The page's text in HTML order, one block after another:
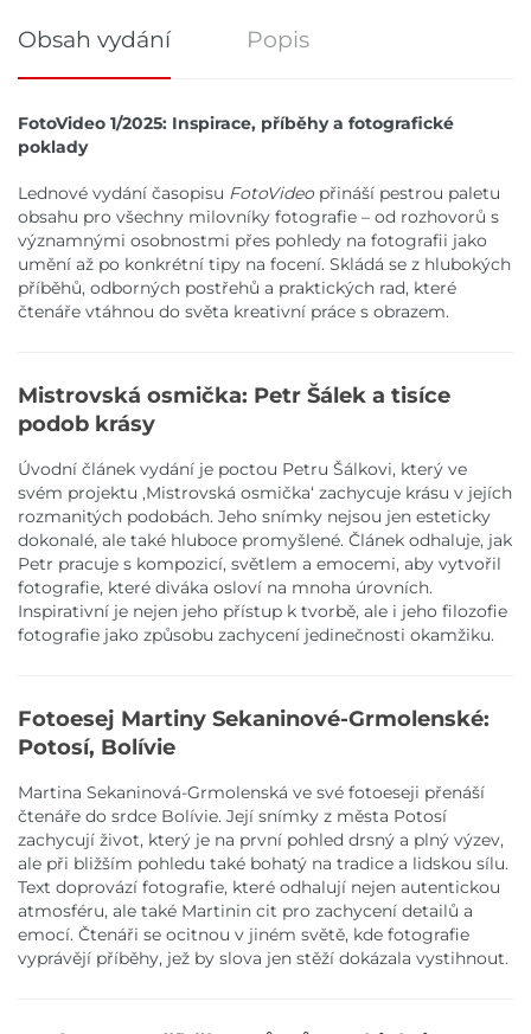
Obsah vydání Popis
Obsah vydání
FotoVideo 1/2025: Inspirace, příběhy a fotografické
poklady
Lednové vydání časopisu FotoVideopřináší pestrou paletu
obsahu pro všechny milovníky fotografie – od rozhovorů s
významnými osobnostmi přes pohledy na fotografii jako
umění až po konkrétní tipy na focení. Skládá se z hlubokých
příběhů, odborných postřehů a praktických rad, které
čtenáře vtáhnou do světa kreativní práce s obrazem.
Mistrovská osmička: Petr Šálek a tisíce
podob krásy
Úvodní článek vydání je poctou Petru Šálkovi, který ve
svém projektu ,Mistrovská osmička‘ zachycuje krásu v jejích
rozmanitých podobách. Jeho snímky nejsou jen esteticky
dokonalé, ale také hluboce promyšlené. Článek odhaluje, jak
Petr pracuje s kompozicí, světlem a emocemi, aby vytvořil
fotografie, které diváka osloví na mnoha úrovních.
Inspirativní je nejen jeho přístup k tvorbě, ale i jeho filozofie
fotografie jako způsobu zachycení jedinečnosti okamžiku.
Fotoesej Martiny Sekaninové-Grmolenské:
Potosí, Bolívie
Martina Sekaninová-Grmolenská ve své fotoeseji přenáší
čtenáře do srdce Bolívie. Její snímky z města Potosí
zachycují život, který je na první pohled drsný a plný výzev,
ale při bližším pohledu také bohatý na tradice a lidskou sílu.
Text doprovází fotografie, které odhalují nejen autentickou
atmosféru, ale také Martinin cit pro zachycení detailů a
emocí. Čtenáři se ocitnou v jiném světě, kde fotografie
vyprávějí příběhy, jež by slova jen stěží dokázala vystihnout.